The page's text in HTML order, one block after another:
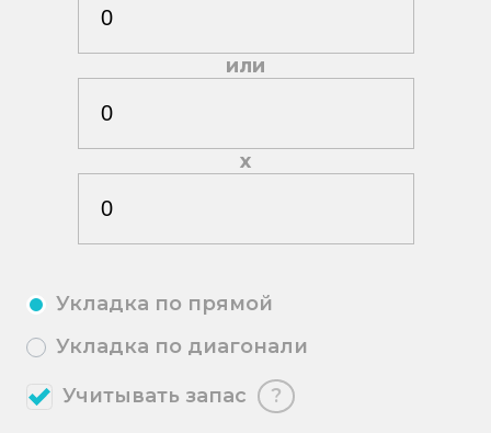
или
х
Укладка по прямой
Укладка по диагонали
Учитывать запас ?